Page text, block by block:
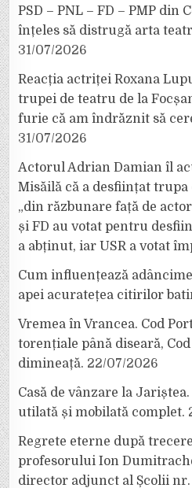
PSD – PNL – FD – PMP din
înțeles să distrugă arta
31/07/2026
Reacția actriței Roxana
trupei de teatru de la
furie că am îndrăznit să
31/07/2026
Actorul Adrian Damian îl
Misăilă că a desființat
„din răzbunare față de
și FD au votat pentru
a abținut, iar USR a votat
Cum influențează
apei acuratețea citirilor
Vremea în Vrancea. Cod
torențiale până diseară,
dimineață. 22/07/2026
Casă de vânzare la
utilată și mobilată complet.
Regrete eterne după
profesorului Ion
director adjunct al Școlii